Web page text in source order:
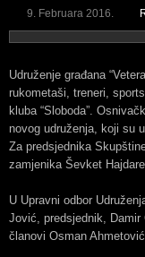
9. Februara 2016.
Udruženje građana
rukometaši, treneri,
kluba “Sloboda”.
novog udruženja, koji su
Za predsjednika
zamjenika Ševket
U Upravni odbor
Jović, predsjednik,
članovi Osman